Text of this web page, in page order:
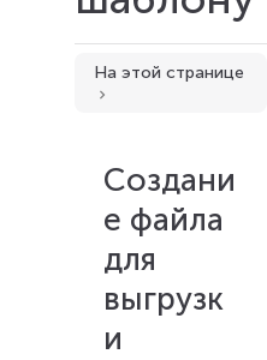
На этой странице
Добавление файла
Экспорт
Создани
е файла
для
выгрузк
и